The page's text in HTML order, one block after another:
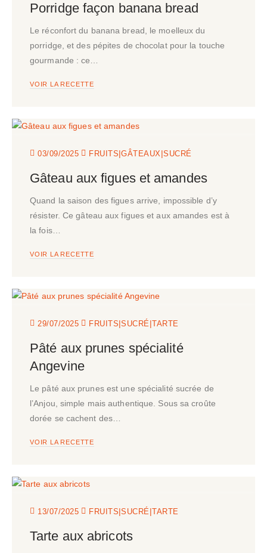
Porridge façon banana bread
Le réconfort du banana bread, le moelleux du
porridge, et des pépites de chocolat pour la touche
gourmande : ce…
VOIR LA RECETTE
03/09/2025 FRUITS|GÂTEAUX |SUCRÉ
Gâteau aux figues et amandes
Quand la saison des figues arrive, impossible d’y
résister. Ce gâteau aux figues et aux amandes est à
la fois…
VOIR LA RECETTE
29/07/2025 FRUITS|SUCRÉ |TARTE
Pâté aux prunes spécialité
Angevine
Le pâté aux prunes est une spécialité sucrée de
l’Anjou, simple mais authentique. Sous sa croûte
dorée se cachent des…
VOIR LA RECETTE
13/07/2025 FRUITS|SUCRÉ |TARTE
Tarte aux abricots